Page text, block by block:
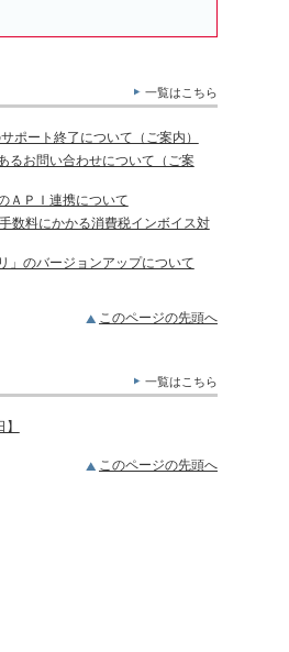
一覧はこちら
ポート終了について（ご案内）
るお問い合わせについて（ご案
ＡＰＩ連携について
数料にかかる消費税インボイス対
」のバージョンアップについて
このページの先頭へ
一覧はこちら
このページの先頭へ